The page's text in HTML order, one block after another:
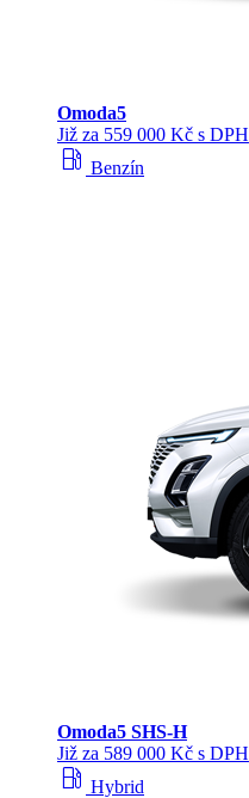
Omoda5
Již za 559 000 Kč s DPH
local_gas_station Benzín
Omoda5 SHS‑H
Již za 589 000 Kč s DPH
local_gas_station Hybrid